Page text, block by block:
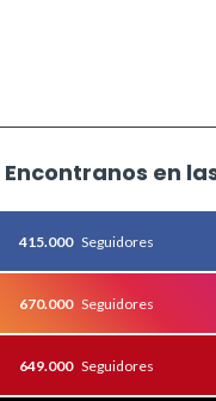
Encontranos en
415.000 Seguidores
670.000 Seguidores
649.000 Seguidores